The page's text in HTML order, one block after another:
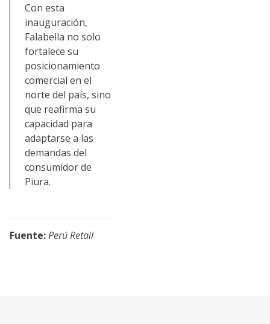
Con esta
inauguración,
Falabella no solo
fortalece su
posicionamiento
comercial en el
norte del país, sino
que reafirma su
capacidad para
adaptarse a las
demandas del
consumidor de
Piura.
Fuente:Perú Retail